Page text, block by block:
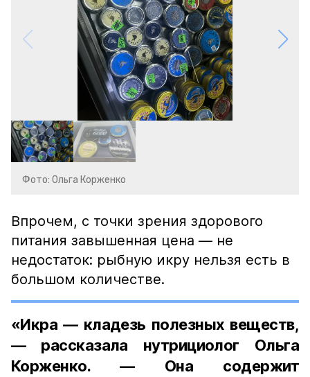
Фото: Ольга Корженко
Впрочем, с точки зрения здорового
питания завышенная цена — не
недостаток: рыбную икру нельзя есть в
большом количестве.
«Икра — кладезь полезных веществ,
— рассказала нутрициолог Ольга
Корженко. — Она содержит